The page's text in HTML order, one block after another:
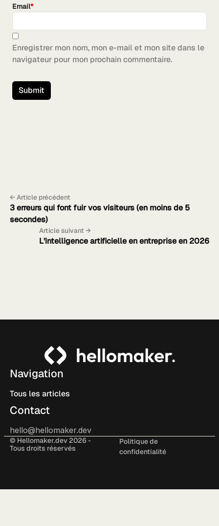
Email*
Enregistrer mon nom, mon e-mail et mon site dans le
navigateur pour mon prochain commentaire.
← Article précédent
3 erreurs qui font fuir vos visiteurs (en moins de 5
secondes)
Article suivant →
L’intelligence artificielle en entreprise en 2026
Navigation
Tous les articles
Contact
hello@hellomaker.dev
© Hellomaker.dev 2026 -
Tous droits réservés
Politique de
confidentialité